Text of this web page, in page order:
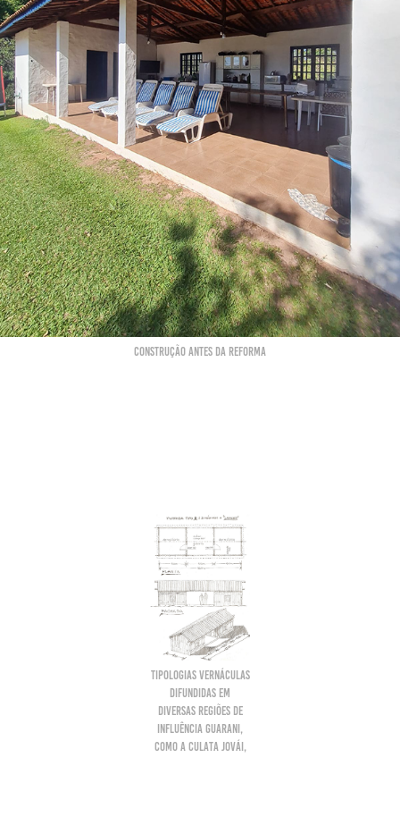
CONSTRUÇÃO ANTES DA REFORMA
tipologias vernáculas
difundidas em
diversas regiões de
influência guarani,
como a culata jovái,